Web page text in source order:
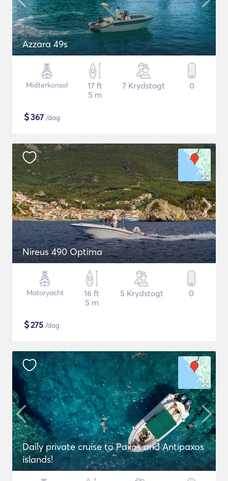
Azzara 49s
Midterkonsol
17 ft
5 m
7 Krydstogt 0
$367 /dag
Nireus 490 Optima
Motoryacht
16 ft
5 m
5 Krydstogt 0
$275 /dag
Daily private cruise to Paxos and Antipaxos
islands!